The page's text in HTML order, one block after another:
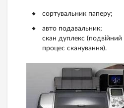
сортувальник паперу;
авто подавальник;
скан дуплекс
процес сканування).